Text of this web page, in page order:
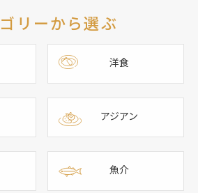
リーから選ぶ
洋食
アジアン
魚介